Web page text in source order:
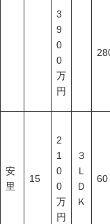
3
9
0
0
万
円
安
里
15
2
1
0
0
万
円
３
Ｌ
Ｄ
Ｋ
60